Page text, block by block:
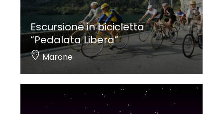
Escursione in bicicletta
“Pedalata Libera”
Marone